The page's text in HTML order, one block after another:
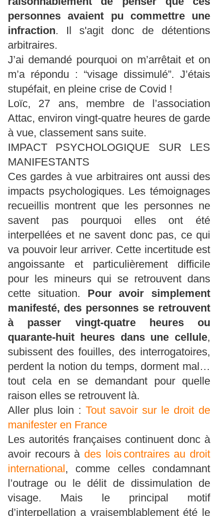
personnes avaient pu commettre une
infraction. Il s'agit donc de détentions
arbitraires.
J’ai demandé pourquoi on m’arrêtait et on
m’a répondu : “visage dissimulé”. J’étais
stupéfait, en pleine crise de Covid !
Loïc, 27 ans, membre de l’association
Attac, environ vingt-quatre heures de garde
à vue, classement sans suite.
IMPACT PSYCHOLOGIQUE SUR LES
MANIFESTANTS
Ces gardes à vue arbitraires ont aussi des
impacts psychologiques. Les témoignages
recueillis montrent que les personnes ne
savent pas pourquoi elles ont été
interpellées et ne savent donc pas, ce qui
va pouvoir leur arriver. Cette incertitude est
angoissante et particulièrement difficile
pour les mineurs qui se retrouvent dans
cette situation. Pour avoir simplement
manifesté, des personnes se retrouvent
à passer vingt-quatre heures ou
quarante-huit heures dans une cellule,
subissent des fouilles, des interrogatoires,
perdent la notion du temps, dorment mal…
tout cela en se demandant pour quelle
raison elles se retrouvent là.
Aller plus loin : Tout savoir sur le droit de
manifester en France
Les autorités françaises continuent donc à
avoir recours à des lois contraires au droit
international, comme celles condamnant
l’outrage ou le délit de dissimulation de
visage. Mais le principal motif
d’interpellation a vraisemblablement été le